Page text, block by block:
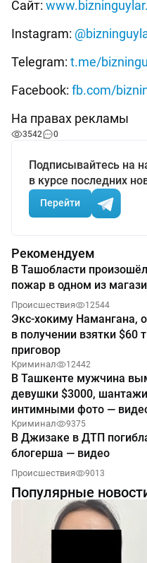
Сайт:
Instagram:
Telegram: t.me/
Facebook: fb.com/
На правах рекламы
3542 0
Подписывайтесь на
в курсе последних
Перейти
Рекомендуем
В Ташобласти
пожар в одном из
Происшествия 12544
Экс-хокиму Намангана,
в получении взятки $60
приговор
Криминал 12442
В Ташкенте мужчина
девушки $3000,
интимными фото —
Криминал 9375
В Джизаке в ДТП
блогерша — видео
Происшествия 9013
Популярные